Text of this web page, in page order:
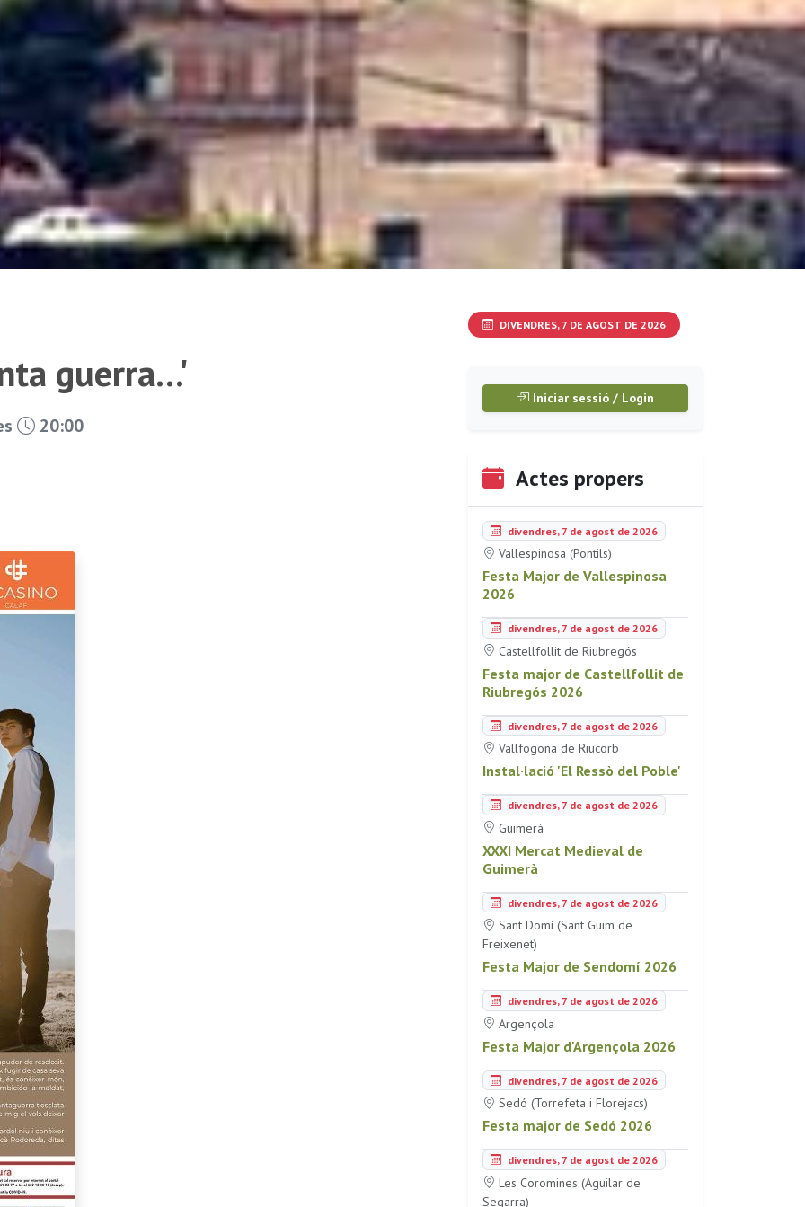
guerra...'
20:00
DIVENDRES, 7 DE AGOST DE 2026
Iniciar sessió / Login
Actes propers
divendres, 7 de agost de 2026
Vallespinosa (Pontils)
Festa Major de Vallespinosa
2026
divendres, 7 de agost de 2026
Castellfollit de Riubregós
Festa major de Castellfollit de
Riubregós 2026
divendres, 7 de agost de 2026
Vallfogona de Riucorb
Instal·lació 'El Ressò del Poble'
divendres, 7 de agost de 2026
Guimerà
XXXI Mercat Medieval de
Guimerà
divendres, 7 de agost de 2026
Sant Domí (Sant Guim de
Freixenet)
Festa Major de Sendomí 2026
divendres, 7 de agost de 2026
Argençola
Festa Major d'Argençola 2026
divendres, 7 de agost de 2026
Sedó (Torrefeta i Florejacs)
Festa major de Sedó 2026
divendres, 7 de agost de 2026
Les Coromines (Aguilar de
Segarra)